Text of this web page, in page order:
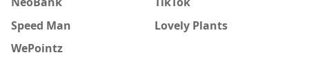
Speed Man
Lovely Plants
WePointz